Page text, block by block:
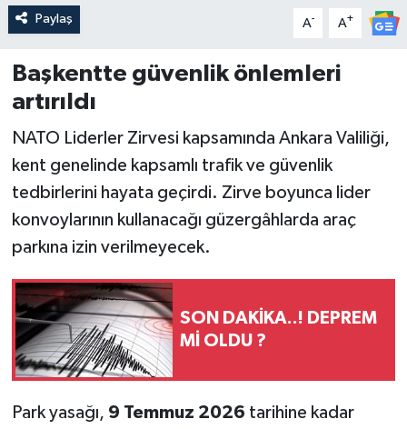
Paylaş A- A+
Başkentte güvenlik önlemleri
artırıldı
NATO Liderler Zirvesi kapsamında Ankara Valiliği,
kent genelinde kapsamlı trafik ve güvenlik
tedbirlerini hayata geçirdi. Zirve boyunca lider
konvoylarının kullanacağı güzergâhlarda araç
parkına izin verilmeyecek.
SON DAKİKA..! DEPREM
Mİ OLDU ?
Park yasağı, 9 Temmuz 2026 tarihine kadar